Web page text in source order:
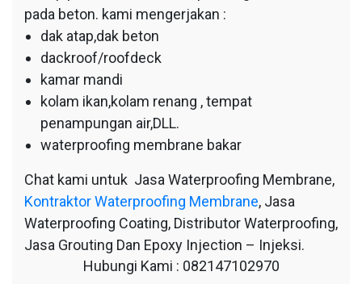
pada beton. kami mengerjakan :
dak atap,dak beton
dackroof/roofdeck
kamar mandi
kolam ikan,kolam renang , tempat
penampungan air,DLL.
waterproofing membrane bakar
Chat kami untuk Jasa Waterproofing Membrane,
Kontraktor Waterproofing Membrane, Jasa
Waterproofing Coating, Distributor Waterproofing,
Jasa Grouting Dan Epoxy Injection – Injeksi.
Hubungi Kami : 082147102970